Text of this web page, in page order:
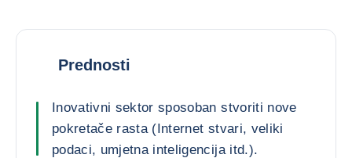
Prednosti
Inovativni sektor sposoban stvoriti nove
pokretače rasta (Internet stvari, veliki
podaci, umjetna inteligencija itd.).